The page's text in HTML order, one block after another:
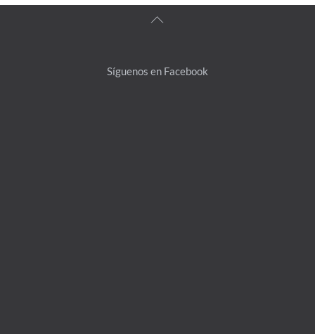
Back
Síguenos en Facebook